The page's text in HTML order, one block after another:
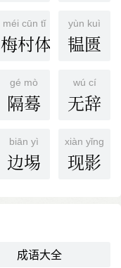
méi cūn tǐ
梅村体
yùn kuì
韫匮
gé mò
隔蓦
wú cí
无辞
biān yì
边埸
xiàn yǐng
现影
成语大全